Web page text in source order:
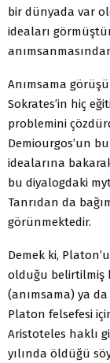
bir dünyada var
ideaları
Anımsama
Sokrates’in hiç
problemini
Demiourgos’un
idealarına
bu diyalogdaki
Tanrıdan da
görünmektedir.
Demek ki,
olduğu belirtilmiş
(anımsama) ya
Platon felsefesi
Aristoteles haklı
yılında öldüğü